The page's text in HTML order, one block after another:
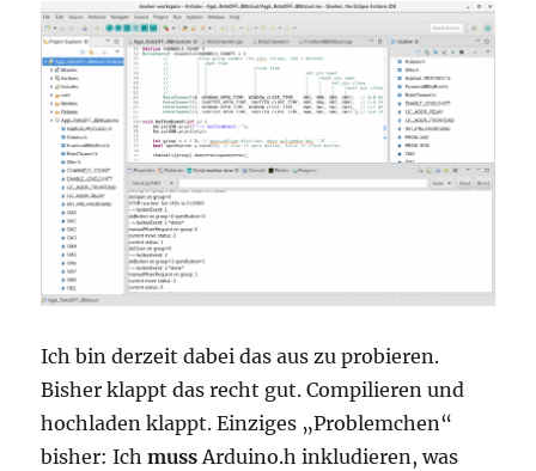
Ich bin derzeit dabei das aus zu probieren.
Bisher klappt das recht gut. Compilieren und
hochladen klappt. Einziges „Problemchen“
bisher: IchmussArduino.h inkludieren, was